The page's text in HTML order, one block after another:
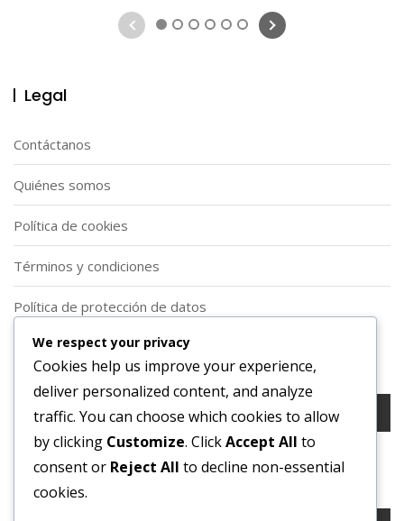
1 2 3 4 5 6
Legal
Contáctanos
Quiénes somos
Política de cookies
Términos y condiciones
Política de protección de datos
Buscar
for:
Buscar
We respect your privacy
Cookies help us improve your experience,
deliver personalized content, and analyze
traffic. You can choose which cookies to allow
by clicking Customize. ClickAccept All to
consent or Reject All to decline non-essential
cookies.